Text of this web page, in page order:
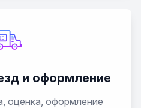
и оформление
оценка, оформление